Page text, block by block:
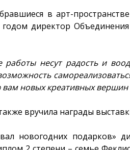
в арт-
директор Объединения
работы несут радость и
новых креативных
вручила награды
новогодних подарков»